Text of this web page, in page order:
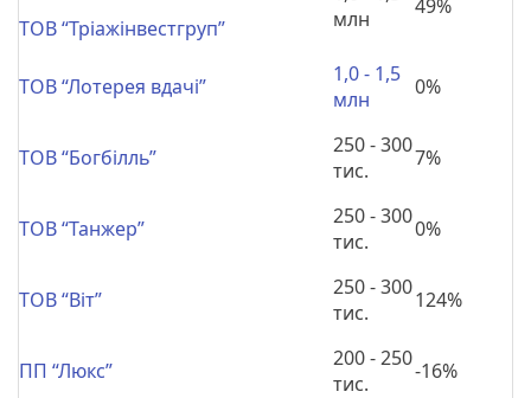
ТОВ “Тріажінвестгруп”
млн
49%
ТОВ “Лотерея вдачі” 1,0- 1,5
млн
0%
ТОВ “Богбілль”
250 - 300
тис.
7%
ТОВ “Танжер”
250 - 300
тис.
0%
ТОВ “Віт”
250 - 300
тис.
124%
ПП “Люкс”
200 - 250
тис.
-16%